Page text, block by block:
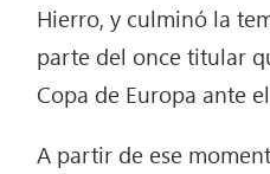
Hierro, y culminó la
parte del once titular
Copa de Europa ante
A partir de ese